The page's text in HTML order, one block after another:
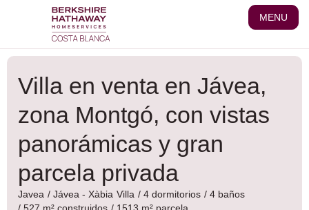
MENU
Villa en venta en Jávea,
zona Montgó, con vistas
panorámicas y gran
parcela privada
Javea / Jávea - Xàbia Villa / 4 dormitorios / 4 baños